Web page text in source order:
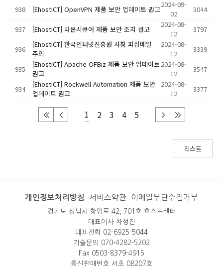
938 [EhostICT] OpenVPN 제품 보안 업데이트 권고
2024-09-
02
3044
937 [EhostICT] 라온시큐어 제품 보안 조치 권고
2024-08-
12
3797
936
[EhostICT] 한국인터넷진흥원 사칭 피싱메일
주의
2024-08-
12
3339
935
[EhostICT] Apache OFBiz 제품 보안 업데이트
권고
2024-08-
12
3547
934
[EhostICT] Rockwell Automation 제품 보안
업데이트 권고
2024-08-
12
3377
1 2 3 4 5
리스트
개인정보처리방침 서비스약관 이메일무단수집거부
경기도 성남시 창업로 42, 701호 호스트센터
대표이사 차성진
대표전화 02-6925-5044
기술문의 070-4282-5202
Fax 0503-8379-4915
통신판매번호 서초 08207호